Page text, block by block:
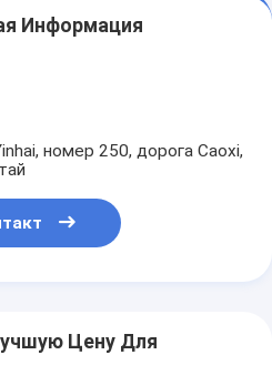
Информация
номер 250, дорога Caoxi,
Цену Для